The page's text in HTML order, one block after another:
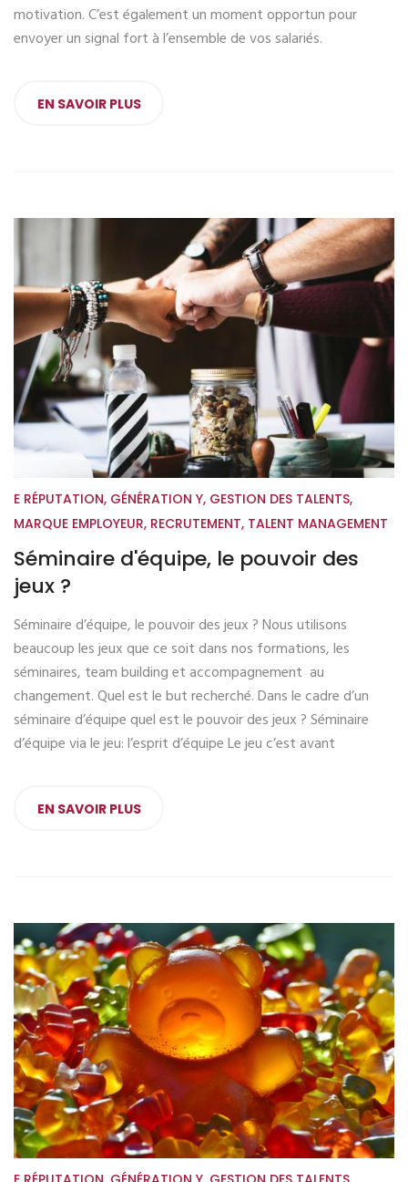
motivation. C’est également un moment opportun pour
envoyer un signal fort à l’ensemble de vos salariés.
EN SAVOIR PLUS
E RÉPUTATION, GÉNÉRATION Y, GESTION DES TALENTS,
MARQUE EMPLOYEUR, RECRUTEMENT, TALENT MANAGEMENT
Séminaire d'équipe, le pouvoir des
jeux ?
Séminaire d’équipe, le pouvoir des jeux ? Nous utilisons
beaucoup les jeux que ce soit dans nos formations, les
séminaires, team building et accompagnement au
changement. Quel est le but recherché. Dans le cadre d’un
séminaire d’équipe quel est le pouvoir des jeux ? Séminaire
d’équipe via le jeu: l’esprit d’équipe Le jeu c’est avant
EN SAVOIR PLUS